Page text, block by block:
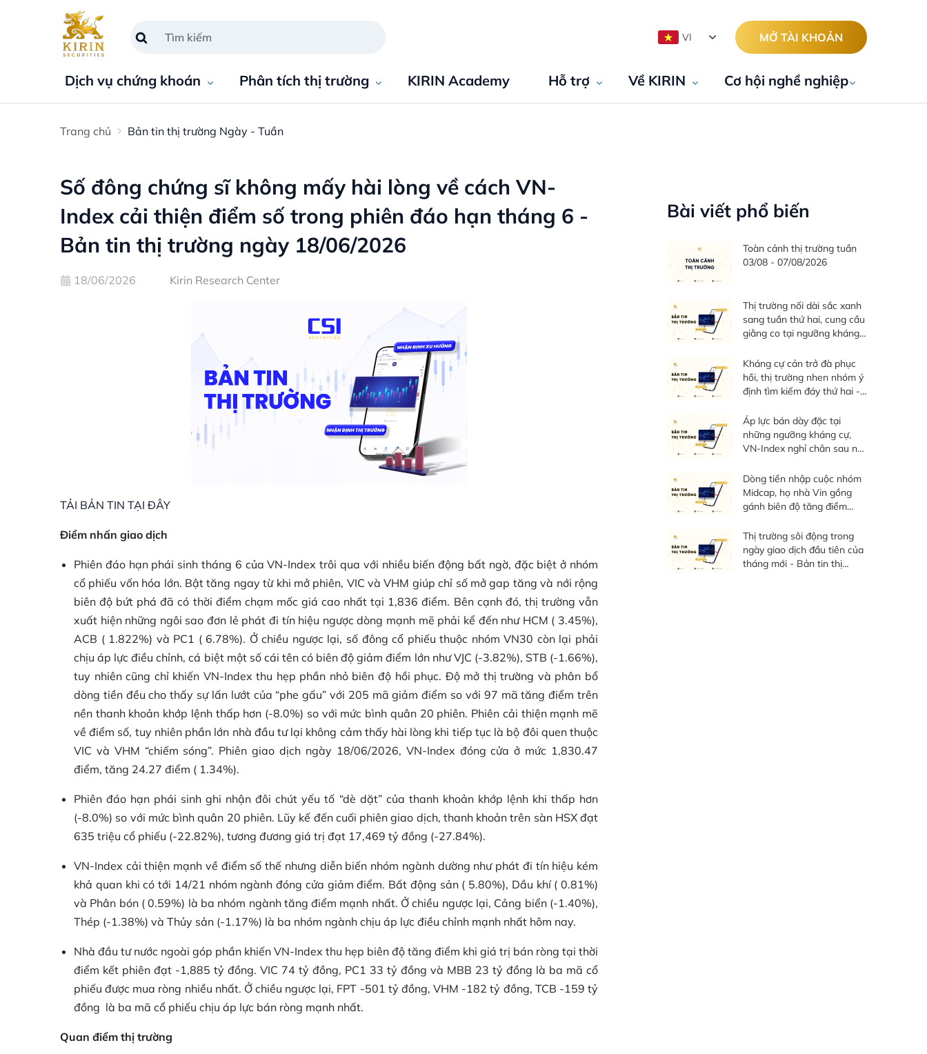
VI MỞ TÀI KHOẢN
Dịch vụ chứng khoán Phân tích thị trường KIRIN Academy Hỗ trợ Về KIRIN Cơ hội nghề nghiệp
Trang chủ Bản tin thị trường Ngày - Tuần
Số đông chứng sĩ không mấy hài lòng về cách VN-
Index cải thiện điểm số trong phiên đáo hạn tháng 6 -
Bản tin thị trường ngày 18/06/2026
18/06/2026 Kirin Research Center
TẢI BẢN TIN TẠI ĐÂY
Điểm nhấn giao dịch
Phiên đáo hạn phái sinh tháng 6 của VN-Index trôi qua với nhiều biến động bất ngờ, đặc biệt ở nhóm
cổ phiếu vốn hóa lớn. Bật tăng ngay từ khi mở phiên, VIC và VHM giúp chỉ số mở gap tăng và nới rộng
biên độ bứt phá đã có thời điểm chạm mốc giá cao nhất tại 1,836 điểm. Bên cạnh đó, thị trường vẫn
xuất hiện những ngôi sao đơn lẻ phát đi tín hiệu ngược dòng mạnh mẽ phải kể đến như HCM ( 3.45%),
ACB ( 1.822%) và PC1 ( 6.78%). Ở chiều ngược lại, số đông cổ phiếu thuộc nhóm VN30 còn lại phải
chịu áp lực điều chỉnh, cá biệt một số cái tên có biên độ giảm điểm lớn như VJC (-3.82%), STB (-1.66%),
tuy nhiên cũng chỉ khiến VN-Index thu hẹp phần nhỏ biên độ hồi phục. Độ mở thị trường và phân bổ
dòng tiền đều cho thấy sự lấn lướt của “phe gấu” với 205 mã giảm điểm so với 97 mã tăng điểm trên
nền thanh khoản khớp lệnh thấp hơn (-8.0%) so với mức bình quân 20 phiên. Phiên cải thiện mạnh mẽ
về điểm số, tuy nhiên phần lớn nhà đầu tư lại không cảm thấy hài lòng khi tiếp tục là bộ đôi quen thuộc
VIC và VHM “chiếm sóng”. Phiên giao dịch ngày 18/06/2026, VN-Index đóng cửa ở mức 1,830.47
điểm, tăng 24.27 điểm ( 1.34%).
Phiên đáo hạn phái sinh ghi nhận đôi chút yếu tố “dè dặt” của thanh khoản khớp lệnh khi thấp hơn
(-8.0%) so với mức bình quân 20 phiên. Lũy kế đến cuối phiên giao dịch, thanh khoản trên sàn HSX đạt
635 triệu cổ phiếu (-22.82%), tương đương giá trị đạt 17,469 tỷ đồng (-27.84%).
VN-Index cải thiện mạnh về điểm số thế nhưng diễn biến nhóm ngành dường như phát đi tín hiệu kém
khả quan khi có tới 14/21 nhóm ngành đóng cửa giảm điểm. Bất động sản ( 5.80%), Dầu khí ( 0.81%)
và Phân bón ( 0.59%) là ba nhóm ngành tăng điểm mạnh nhất. Ở chiều ngược lại, Cảng biển (-1.40%),
Thép (-1.38%) và Thủy sản (-1.17%) là ba nhóm ngành chịu áp lực điều chỉnh mạnh nhất hôm nay.
Nhà đầu tư nước ngoài góp phần khiến VN-Index thu hẹp biên độ tăng điểm khi giá trị bán ròng tại thời
điểm kết phiên đạt -1,885 tỷ đồng. VIC 74 tỷ đồng, PC1 33 tỷ đồng và MBB 23 tỷ đồng là ba mã cổ
phiếu được mua ròng nhiều nhất. Ở chiều ngược lại, FPT -501 tỷ đồng, VHM -182 tỷ đồng, TCB -159 tỷ
đồng là ba mã cổ phiếu chịu áp lực bán ròng mạnh nhất.
Quan điểm thị trường
Bài viết phổ biến
Toàn cảnh thị trường tuần
03/08 - 07/08/2026
Thị trường nối dài sắc xanh
sang tuần thứ hai, cung cầu
giằng co tại ngưỡng kháng
03/08 - 07/08/20267
Kháng cự cản trở đà phục
hồi, thị trường nhen nhóm ý
định tìm kiếm đáy thứ hai -
06/08/2026
Áp lực bán dày đặc tại
những ngưỡng kháng cự,
VN-Index nghỉ chân sau nỗ
trường ngày 05/08/2026
Dòng tiền nhập cuộc nhóm
Midcap, họ nhà Vin gồng
gánh biên độ tăng điểm
trường ngày 04/08/2026
Thị trường sôi động trong
ngày giao dịch đầu tiên của
tháng mới - Bản tin thị